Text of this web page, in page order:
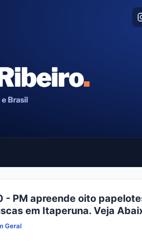
- PM apreende oito
em Itaperuna. Veja
Geral